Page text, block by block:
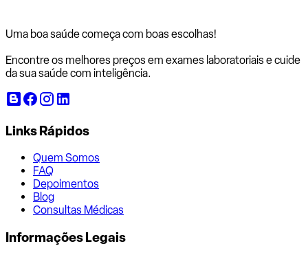
Uma boa saúde começa com boas escolhas!
Encontre os melhores preços em exames laboratoriais e cuide
da sua saúde com inteligência.
Links Rápidos
Quem Somos
FAQ
Depoimentos
Blog
Consultas Médicas
Informações Legais